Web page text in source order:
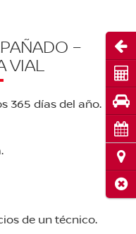
–
VIAL
365 días del año.
de un técnico.